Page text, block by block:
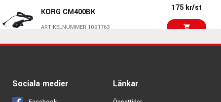
XVive LV2 Professional
ARTIKELNUMMER 1071083
968 kr/st
Dynamisk mikrofon
KORG CM400BK
ARTIKELNUMMER 1091763
175 kr/st
Sociala medier Länkar